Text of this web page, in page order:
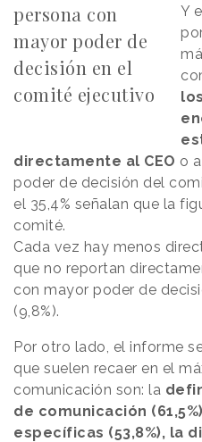
persona con
mayor poder de
decisión en el
comité ejecutivo
Y
directamente al CEO o
poder de decisión del
el 35,4% señalan que la
comité.
Cada vez hay menos
que no reportan
con mayor poder de
(9,8%).
Por otro lado, el informe
que suelen recaer en el
comunicación son: la
de comunicación
específicas (53,8%), la